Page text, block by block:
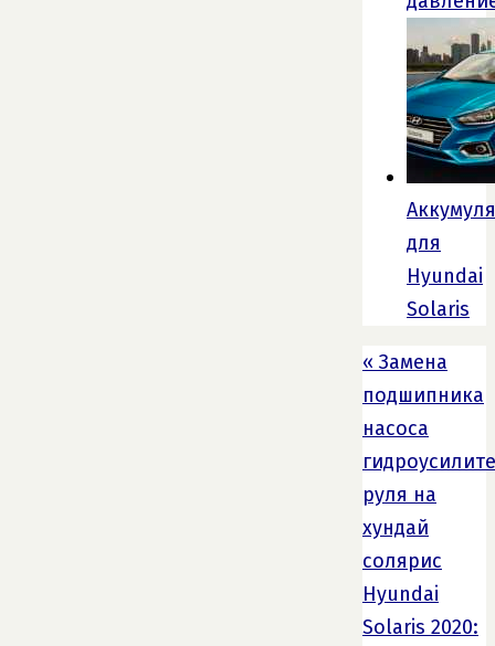
для
Hyundai
Solaris
« Замена
подшипника
насоса
руля на
хундай
солярис
Hyundai
Solaris 2020: